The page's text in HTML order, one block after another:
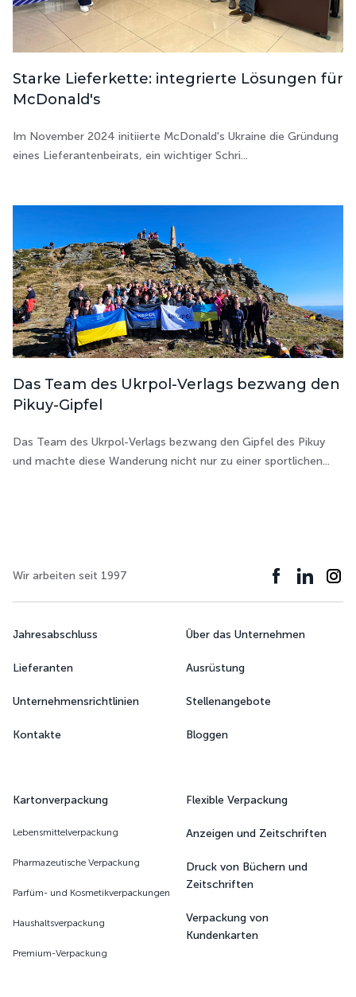
Starke Lieferkette: integrierte Lösungen für
McDonald's
Im November 2024 initiierte McDonald's Ukraine die Gründung
eines Lieferantenbeirats, ein wichtiger Schri...
Das Team des Ukrpol-Verlags bezwang den
Pikuy-Gipfel
Das Team des Ukrpol-Verlags bezwang den Gipfel des Pikuy
und machte diese Wanderung nicht nur zu einer sportlichen...
Wir arbeiten seit 1997
Jahresabschluss
Lieferanten
Unternehmensrichtlinien
Kontakte
Über das Unternehmen
Ausrüstung
Stellenangebote
Bloggen
Kartonverpackung
Lebensmittelverpackung
Pharmazeutische Verpackung
Parfüm- und Kosmetikverpackungen
Haushaltsverpackung
Premium-Verpackung
Flexible Verpackung
Anzeigen und Zeitschriften
Druck von Büchern und
Zeitschriften
Verpackung von
Kundenkarten